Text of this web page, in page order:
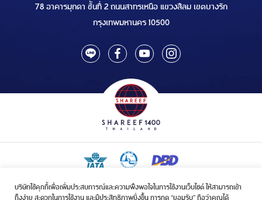
บริษัทใช้คุกกี้เพื่อเพิ่มประสบการณ์และความพึงพอใจในการใช้งานเว็บไซต์ ให้สามารถเข้า
ถึงง่าย สะดวกในการใช้งาน และมีประสิทธิภาพยิ่งขึ้น การกด “ยอมรับ” ถือว่าคุณได้
78 อาคารมุกดา ชั้นที่ 2 ถนนสาทรเหนือ แขวงสีลม เขตบางรัก
กรุงเทพมหานคร 10500
ใบอนุญาตเป็นผู้ประกอบกิจการรับจัดบริการขนส่งในกิจการฮัจย์เลขที่ 1/2568